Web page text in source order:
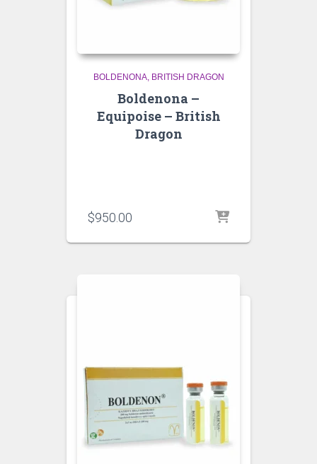
BOLDENONA BRITISH DRAGON
Boldenona –
Equipoise – British
Dragon
$950.00